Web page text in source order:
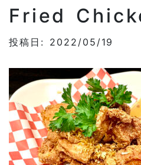
Fried
投稿日: 2022/05/19